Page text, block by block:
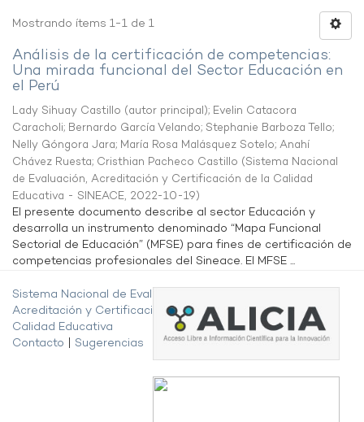
Mostrando ítems 1-1 de 1
Análisis de la certificación de competencias:
Una mirada funcional del Sector Educación en
el Perú
Lady Sihuay Castillo (autor principal); Evelin Catacora
Caracholi; Bernardo García Velando; Stephanie Barboza Tello;
Nelly Góngora Jara; María Rosa Malásquez Sotelo; Anahí
Chávez Ruesta; Cristhian Pacheco Castillo (Sistema Nacional
de Evaluación, Acreditación y Certificación de la Calidad
Educativa - SINEACE, 2022-10-19)
El presente documento describe al sector Educación y
desarrolla un instrumento denominado “Mapa Funcional
Sectorial de Educación” (MFSE) para fines de certificación de
competencias profesionales del Sineace. El MFSE ...
Sistema Nacional de Evaluación,
Acreditación y Certificación de la
Calidad Educativa
Contacto
Sugerencias